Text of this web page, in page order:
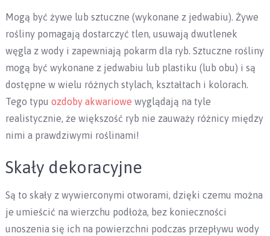
Mogą być żywe lub sztuczne (wykonane z jedwabiu). Żywe
rośliny pomagają dostarczyć tlen, usuwają dwutlenek
węgla z wody i zapewniają pokarm dla ryb. Sztuczne rośliny
mogą być wykonane z jedwabiu lub plastiku (lub obu) i są
dostępne w wielu różnych stylach, kształtach i kolorach.
Tego typu ozdoby akwariowe wyglądają na tyle
realistycznie, że większość ryb nie zauważy różnicy między
nimi a prawdziwymi roślinami!
Skały dekoracyjne
Są to skały z wywierconymi otworami, dzięki czemu można
je umieścić na wierzchu podłoża, bez konieczności
unoszenia się ich na powierzchni podczas przepływu wody